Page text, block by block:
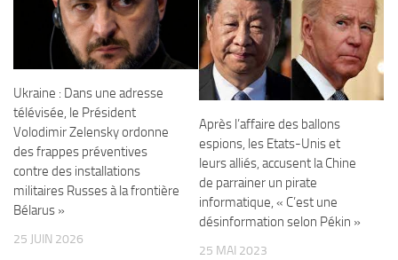
Ukraine : Dans une adresse
télévisée, le Président
Volodimir Zelensky ordonne
des frappes préventives
contre des installations
militaires Russes à la frontière
Bélarus »
25 JUIN 2026
Après l’affaire des ballons
espions, les Etats-Unis et
leurs alliés, accusent la Chine
de parrainer un pirate
informatique, « C’est une
désinformation selon Pékin »
25 MAI 2023